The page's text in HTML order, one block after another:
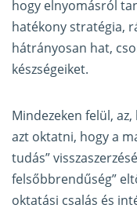
hogy elnyomásról
hatékony stratégia,
hátrányosan hat,
készségeiket.
Mindezeken felül,
azt oktatni, hogy a
tudás”
felsőbbrendűség”
oktatási csalás és